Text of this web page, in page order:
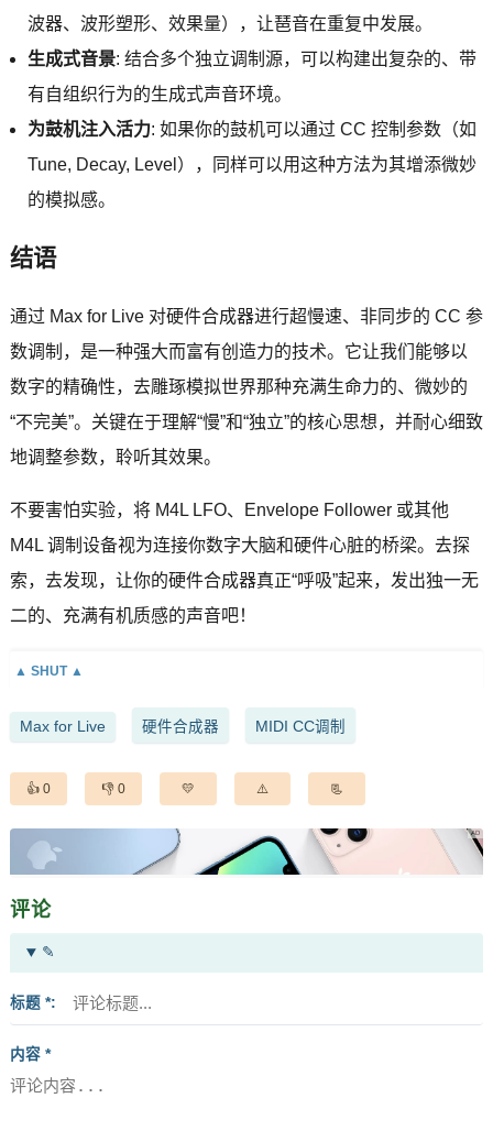
波器、波形塑形、效果量），让琶音在重复中发展。
生成式音景: 结合多个独立调制源，可以构建出复杂的、带
有自组织行为的生成式声音环境。
为鼓机注入活力: 如果你的鼓机可以通过 CC 控制参数（如
Tune, Decay, Level），同样可以用这种方法为其增添微妙
的模拟感。
结语
通过 Max for Live 对硬件合成器进行超慢速、非同步的 CC 参
数调制，是一种强大而富有创造力的技术。它让我们能够以
数字的精确性，去雕琢模拟世界那种充满生命力的、微妙的
“不完美”。关键在于理解“慢”和“独立”的核心思想，并耐心细致
地调整参数，聆听其效果。
不要害怕实验，将 M4L LFO、Envelope Follower 或其他
M4L 调制设备视为连接你数字大脑和硬件心脏的桥梁。去探
索，去发现，让你的硬件合成器真正“呼吸”起来，发出独一无
二的、充满有机质感的声音吧！
Max for Live 硬件合成器 MIDI CC调制
0 0
评论
✎
标题 *
内容 *